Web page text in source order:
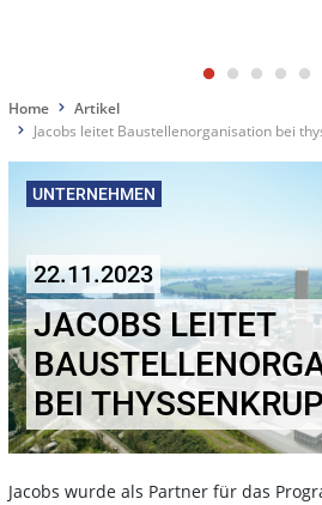
Home
Artikel
Jacobs leitet Baustellenorganisation bei
UNTERNEHMEN
22.11.2023
JACOBS LEITET
BEI
Jacobs wurde als Partner für das